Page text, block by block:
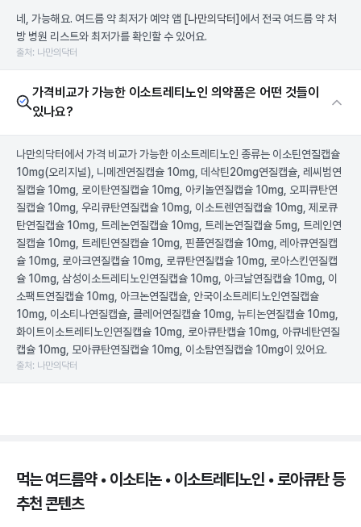
네, 가능해요. 여드름 약 최저가 예약 앱 [나만의닥터] 에서 전국 여드름 약 처
방 병원 리스트와 최저가를 확인할 수 있어요.
출처: 나만의닥터
가격비교가 가능한 이소트레티노인 의약품은 어떤 것들이
있나요?
나만의닥터에서 가격 비교가 가능한 이소트레티노인 종류는 이소틴연질캡슐
10mg(오리지널), 니메겐연질캡슐 10mg, 데삭틴20mg연질캡슐, 레씨범연
질캡슐 10mg, 로이탄연질캡슐 10mg, 아키놀연질캡슐 10mg, 오피큐탄연
질캡슐 10mg, 우리큐탄연질캡슐 10mg, 이소트렌연질캡슐 10mg, 제로큐
탄연질캡슐 10mg, 트레논연질캡슐 10mg, 트레논연질캡슐 5mg, 트레인연
질캡슐 10mg, 트레틴연질캡슐 10mg, 핀플연질캡슐 10mg, 레아큐연질캡
슐 10mg, 로아크연질캡슐 10mg, 로큐탄연질캡슐 10mg, 로아스킨연질캡
슐 10mg, 삼성이소트레티노인연질캡슐 10mg, 아크날연질캡슐 10mg, 이
소팩트연질캡슐 10mg, 아크논연질캡슐, 안국이소트레티노인연질캡슐
10mg, 이소티나연질캡슐, 클레어연질캡슐 10mg, 뉴티논연질캡슐 10mg,
화이트이소트레티노인연질캡슐 10mg, 로아큐탄캡슐 10mg, 아큐네탄연질
캡슐 10mg, 모아큐탄연질캡슐 10mg, 이소탐연질캡슐 10mg이 있어요.
출처: 나만의닥터
먹는 여드름약 • 이소티논 • 이소트레티노인 • 로아큐탄 등
추천 콘텐츠